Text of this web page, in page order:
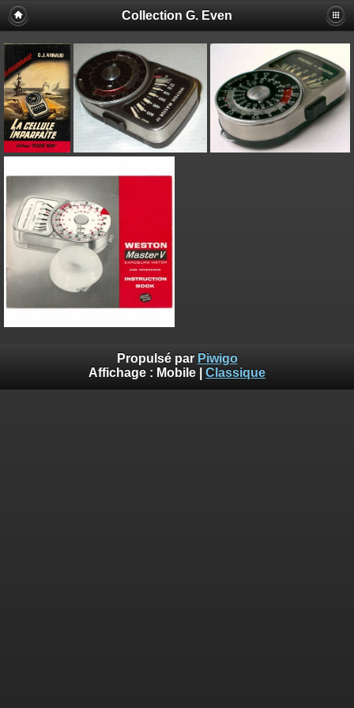
Collection G. Even
Propulsé par Piwigo
Affichage : Mobile Classique